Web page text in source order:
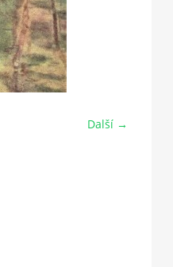
Další →